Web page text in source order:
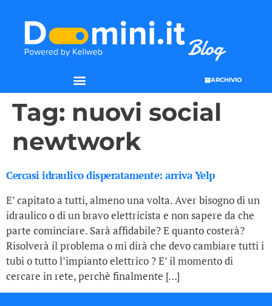
ARCHIVIO
Tag: nuovi social
newtwork
Cercasi idraulico disperatamente: arriva Yelp
E’ capitato a tutti, almeno una volta. Aver bisogno di un
idraulico o di un bravo elettricista e non sapere da che
parte cominciare. Sarà affidabile? E quanto costerà?
Risolverà il problema o mi dirà che devo cambiare tutti i
tubi o tutto l’impianto elettrico ? E’ il momento di
cercare in rete, perchè finalmente […]